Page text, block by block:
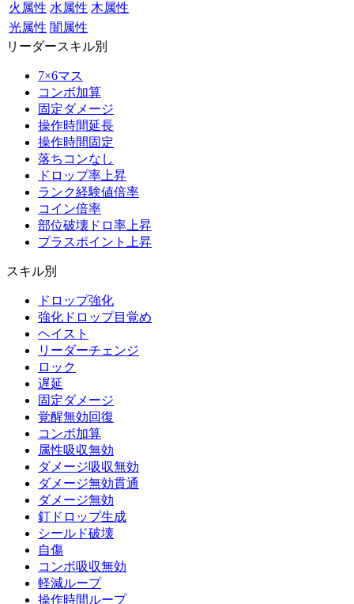
火属性 水属性 木属性
光属性 闇属性
リーダースキル別
7×6マス
コンボ加算
固定ダメージ
操作時間延長
操作時間固定
落ちコンなし
ドロップ率上昇
ランク経験値倍率
コイン倍率
部位破壊ドロ率上昇
プラスポイント上昇
スキル別
ドロップ強化
強化ドロップ目覚め
ヘイスト
リーダーチェンジ
ロック
遅延
固定ダメージ
覚醒無効回復
コンボ加算
属性吸収無効
ダメージ吸収無効
ダメージ無効貫通
ダメージ無効
釘ドロップ生成
シールド破壊
自傷
コンボ吸収無効
軽減ループ
操作時間ループ